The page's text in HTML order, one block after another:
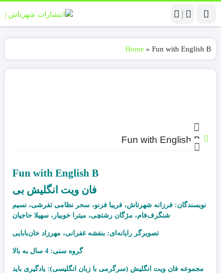
|
Home » Fun with English B
Fun with English B
Fun with English B
فان ویت انگلیش بی
نویسندگان: فرزانه شهرتاش، فریبا فرنو، سحر نظامی تفرشی، نسیم
شنگرففام، مژگان رشتچی، میترا خوبیار، سهیلا حاجیان
تصویرگر رایانه ای: بنفشه غفرانی، مهرزاد خانبابایی
گروه سنی: 4 سال به بالا
مجموعه فان ویت انگلیش (سرگرمی با زبان انگلیسی): یادگیری باید